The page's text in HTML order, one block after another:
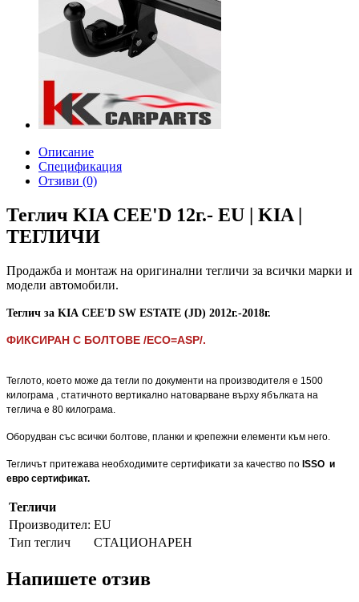
Описание
Спецификация
Отзиви (0)
Теглич KIA CEE'D 12г.- EU | KIA |
ТЕГЛИЧИ
Продажба и монтаж на оригинални тегличи за всички марки и
модели автомобили.
Теглич за KIA CEE'D SW ESTATE (JD) 2012г.-2018г.
ФИКСИРАН С БОЛТОВЕ /ECO=ASP/.
Теглото, което може да тегли по документи на производителя е 1500
килограма , статичното вертикално натоварване върху ябълката на
теглича е 80 килограма.
Оборудван със всички болтове, планки и крепежни елементи към него.
Тегличът притежава необходимите сертификати за качество по ISSO и
евро сертификат.
Тегличи
Производител: EU
Тип теглич
СТАЦИОНАРЕН
Напишете отзив